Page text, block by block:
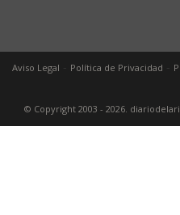
Aviso Legal Política de Privacidad
© Copyright 2003 - 2026.